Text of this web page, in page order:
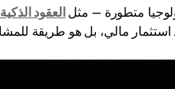
متطورة — مثل العقود الذكية